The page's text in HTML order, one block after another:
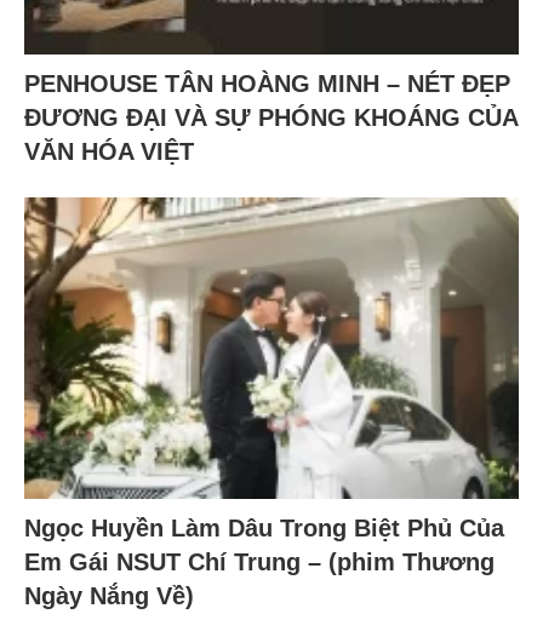
PENHOUSE TÂN HOÀNG MINH – NÉT ĐẸP
ĐƯƠNG ĐẠI VÀ SỰ PHÓNG KHOÁNG CỦA
VĂN HÓA VIỆT
Ngọc Huyền Làm Dâu Trong Biệt Phủ Của
Em Gái NSUT Chí Trung – (phim Thương
Ngày Nắng Về)